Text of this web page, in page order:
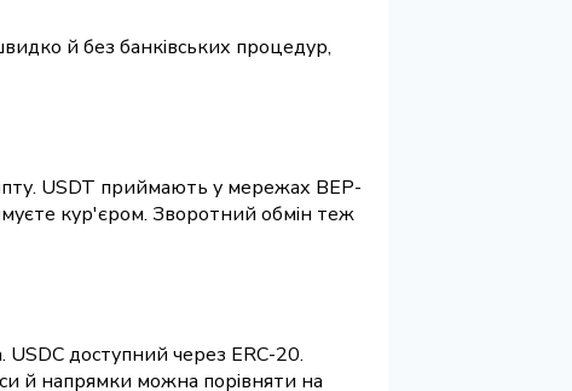
й без банківських процедур,
USDT приймають у мережах BEP-
кур'єром. Зворотний обмін теж
USDC доступний через ERC-20.
й напрямки можна порівняти на